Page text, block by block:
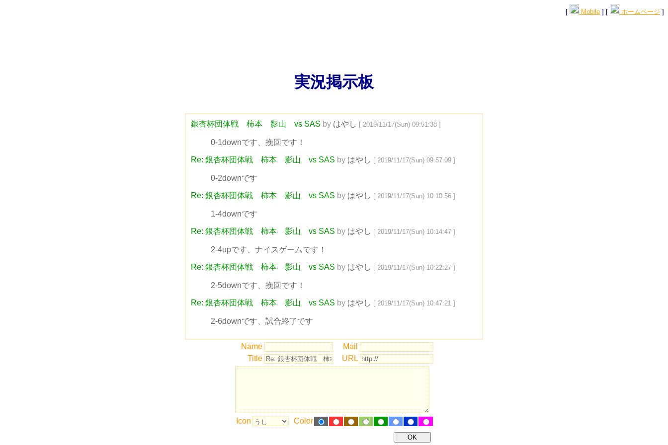
[ Mobile ] [ ホームページ ]
実況掲示板
銀杏杯団体戦 柿本 影山 vs SAS by はやし [ 2019/11/17(Sun) 09:51:38 ]
0-1downです、挽回です！
Re: 銀杏杯団体戦 柿本 影山 vs SAS by はやし [ 2019/11/17(Sun) 09:57:09 ]
0-2downです
Re: 銀杏杯団体戦 柿本 影山 vs SAS by はやし [ 2019/11/17(Sun) 10:10:56 ]
1-4downです
Re: 銀杏杯団体戦 柿本 影山 vs SAS by はやし [ 2019/11/17(Sun) 10:14:47 ]
2-4upです、ナイスゲームです！
Re: 銀杏杯団体戦 柿本 影山 vs SAS by はやし [ 2019/11/17(Sun) 10:22:27 ]
2-5downです、挽回です！
Re: 銀杏杯団体戦 柿本 影山 vs SAS by はやし [ 2019/11/17(Sun) 10:47:21 ]
2-6downです、試合終了です
Name
Mail
Title
URL
Icon Color